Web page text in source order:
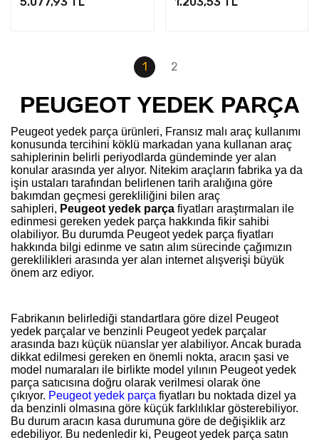
1 2
PEUGEOT YEDEK PARÇA
Peugeot yedek parça ürünleri, Fransız malı araç kullanımı
konusunda tercihini köklü markadan yana kullanan araç
sahiplerinin belirli periyodlarda gündeminde yer alan
konular arasında yer alıyor. Nitekim araçların fabrika ya da
işin ustaları tarafından belirlenen tarih aralığına göre
bakımdan geçmesi gerekliliğini bilen araç
sahipleri, Peugeot yedek parça fiyatları araştırmaları ile
edinmesi gereken yedek parça hakkında fikir sahibi
olabiliyor. Bu durumda Peugeot yedek parça fiyatları
hakkında bilgi edinme ve satın alım sürecinde çağımızın
gereklilikleri arasında yer alan internet alışverişi büyük
önem arz ediyor.
Fabrikanın belirlediği standartlara göre dizel Peugeot
yedek parçalar ve benzinli Peugeot yedek parçalar
arasında bazı küçük nüanslar yer alabiliyor. Ancak burada
dikkat edilmesi gereken en önemli nokta, aracın şasi ve
model numaraları ile birlikte model yılının Peugeot yedek
parça satıcısına doğru olarak verilmesi olarak öne
çıkıyor. Peugeot yedek parça fiyatları bu noktada dizel ya
da benzinli olmasına göre küçük farklılıklar gösterebiliyor.
Bu durum aracın kasa durumuna göre de değişiklik arz
edebiliyor. Bu nedenledir ki, Peugeot yedek parça satın